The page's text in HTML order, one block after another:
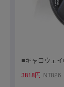
■キャロウェ
BRID
3818円 NT826